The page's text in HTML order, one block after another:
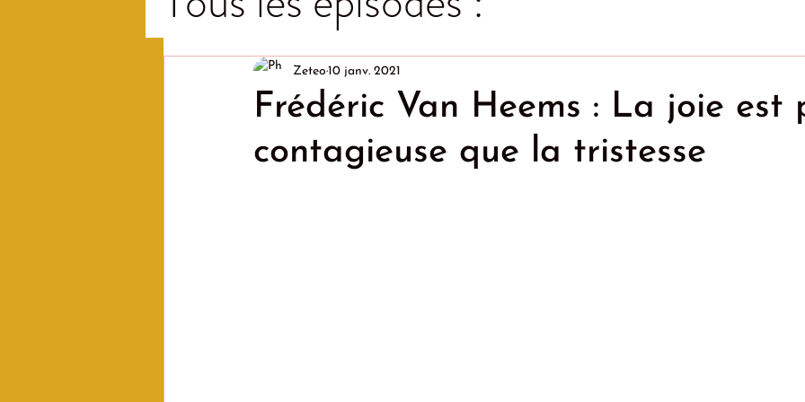
Frédéric Van Heems : La joie est
contagieuse que la tristesse
Zeteo 10 janv. 2021